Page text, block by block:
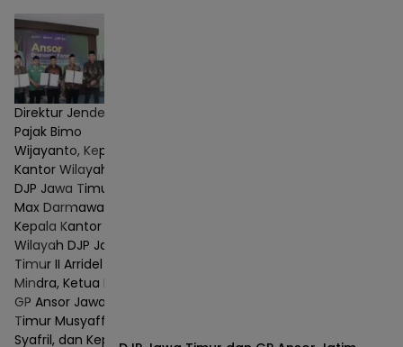
Direktur Jenderal
Pajak Bimo
Wijayanto, Kepala
Kantor Wilayah
DJP Jawa Timur I
Max Darmawan,
Kepala Kantor
Wilayah DJP Jawa
Timur II Arridel
Mindra, Ketua PW
GP Ansor Jawa
Timur Musyaffa'
Syafril, dan Kepala